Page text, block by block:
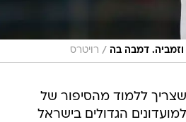
דמבה בה / רויטרס
ללמוד מהסיפור של
הגדולים בישראל